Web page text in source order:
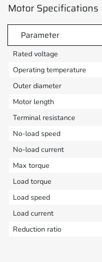
Motor Specifications
Parameter
Rated voltage
Operating temperature
Outer diameter
Motor length
Terminal resistance
No-load speed
No-load current
Max torque
Load torque
Load speed
Load current
Reduction ratio